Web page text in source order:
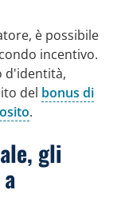
è possibile
incentivo.
d'identità,
del bonus di
.
gli